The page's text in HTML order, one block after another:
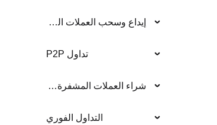
إيداع وسحب العملات الرقمية
تداول P2P
شراء العملات المشفرة (العملات الورقية)
التداول الفوري